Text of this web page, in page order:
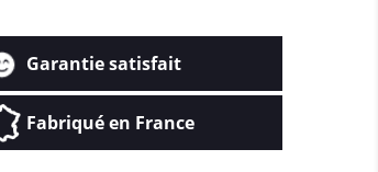
Garantie satisfait
Fabriqué en France